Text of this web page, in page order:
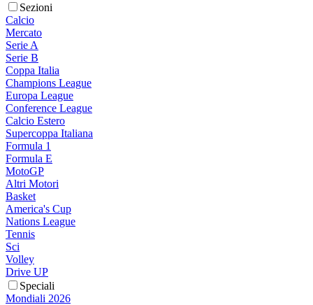
Sezioni
Calcio
Mercato
Serie A
Serie B
Coppa Italia
Champions League
Europa League
Conference League
Calcio Estero
Supercoppa Italiana
Formula 1
Formula E
MotoGP
Altri Motori
Basket
America's Cup
Nations League
Tennis
Sci
Volley
Drive UP
Speciali
Mondiali 2026